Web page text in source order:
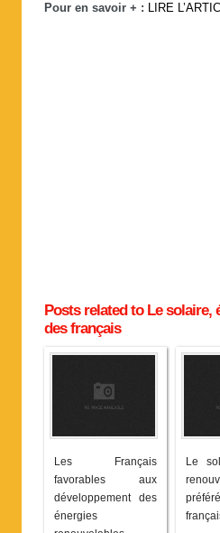
Pour en savoir + : LIRE
Posts related to Le solaire,
des français
Les Français
favorables aux
développement des
énergies
Le